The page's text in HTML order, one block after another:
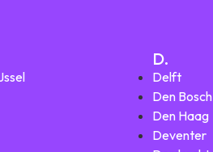
D.
Delft
Den Bosch
Den Haag
Deventer